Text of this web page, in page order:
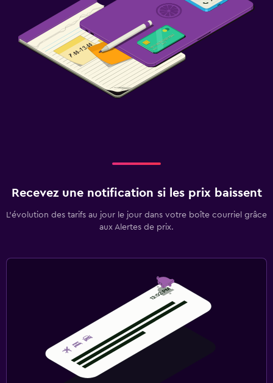
Recevez une notification si les prix baissent
L’évolution des tarifs au jour le jour dans votre boîte courriel grâce
aux Alertes de prix.